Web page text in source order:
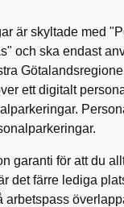
är skyltade med
och ska endast
ett digitalt
garanti för att du
det färre lediga
arbetspass